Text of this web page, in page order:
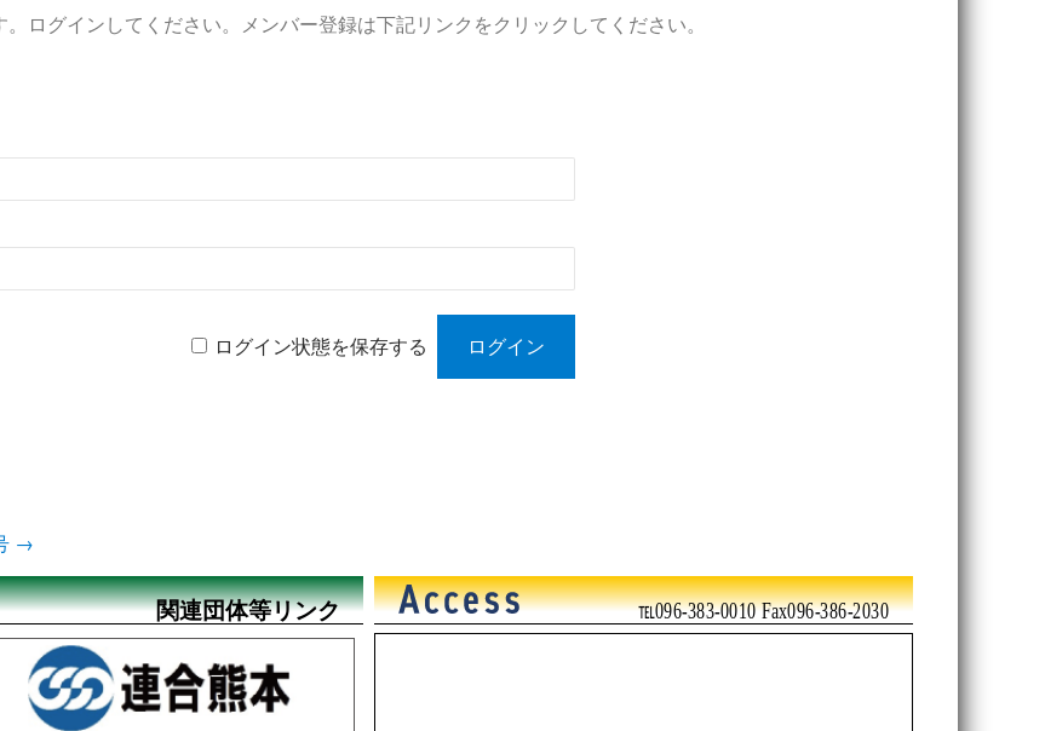
ログインしてください。メンバー登録は下記リンクをクリックしてください。
ログイン状態を保存する
→
関連団体等リンク ℡096-383-0010 Fax096-386-2030